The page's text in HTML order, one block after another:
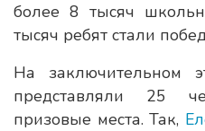
более 8 тысяч
тысяч ребят стали
На заключительном
представляли 25
призовые места. Так,